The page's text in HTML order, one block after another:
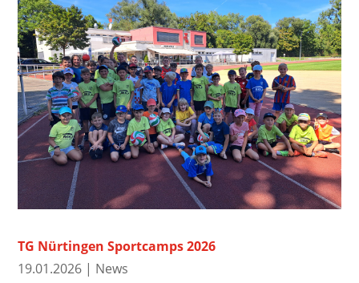
TG Nürtingen Sportcamps 2026
19.01.2026 | News